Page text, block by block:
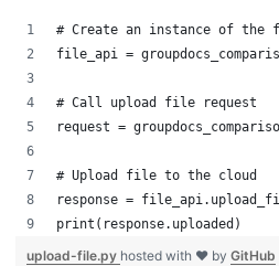
# Create an instance of
file_api =
# Call upload file request
request =
# Upload file to the cloud
response =
print(response.uploaded)
upload-file.pyhosted with ❤ byGitHub